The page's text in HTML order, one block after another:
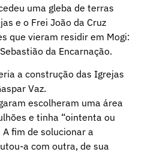
uma gleba de terras
e o Frei João da Cruz
que vieram residir em Mogi:
da Encarnação.
a construção das Igrejas
Vaz.
escolheram uma área
e tinha “ointenta ou
fim de solucionar a
a com outra, de sua